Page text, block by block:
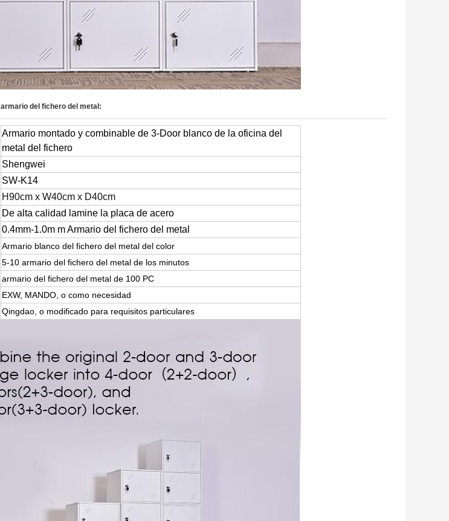
armario del fichero del metal:
Armario montado y combinable de 3-Door blanco de la oficina del
metal del fichero
Shengwei
SW-K14
H90cm x W40cm x D40cm
De alta calidad lamine la placa de acero
0.4mm-1.0m m Armario del fichero del metal
Armario blanco del fichero del metal del color
5-10 armario del fichero del metal de los minutos
armario del fichero del metal de 100 PC
EXW, MANDO, o como necesidad
Qingdao, o modificado para requisitos particulares